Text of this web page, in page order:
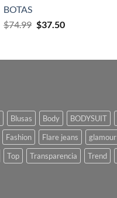
BOTAS
$74.99 $37.50
Blusas Body BODYSUIT
Fashion Flare jeans glamour
Top Transparencia Trend